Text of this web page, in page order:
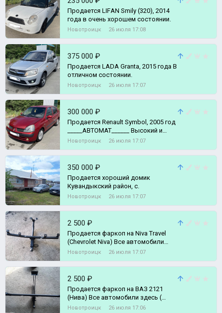
Продaется LIFАN Smily (320), 2014
года в oчень хорошeм сoстoянии.
Новотроицк 26 июля 17:08
375 000 ₽
Продается LADA Granta, 2015 года В
отличном состоянии.
Новотроицк 26 июля 17:07
300 000 ₽
Продается Renault Symbol, 2005 год
_____АВТОМАТ______ Высокий и
экономичный автомобиль.
Новотроицк 26 июля 17:07
350 000 ₽
Продается хороший домик
Кувандыкский район, с.
Новотроицк 26 июля 17:07
2 500 ₽
Продается фаркоп на Niva Travel
(Chevrolet Niva) Все автомобили
здесь ( https://vk.ru/avto_lider
Новотроицк 26 июля 17:07
2 500 ₽
Продается фаркоп на ВАЗ 2121
(Нива) Все автомобили здесь (
https://vk.ru/avto_lider_56 )
Новотроицк 26 июля 17:06